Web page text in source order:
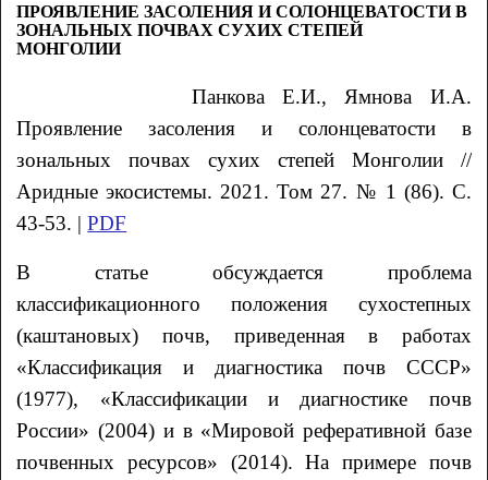
ПРОЯВЛЕНИЕ ЗАСОЛЕНИЯ И СОЛОНЦЕВАТОСТИ В
ЗОНАЛЬНЫХ ПОЧВАХ СУХИХ СТЕПЕЙ
МОНГОЛИИ
Панкова Е.И., Ямнова И.А.
Проявление засоления и солонцеватости в
зональных почвах сухих степей Монголии //
Аридные экосистемы. 2021. Том 27. № 1 (86). С.
43-53. |PDF
В статье обсуждается проблема
классификационного положения сухостепных
(каштановых) почв, приведенная в работах
«Классификация и диагностика почв СССР»
(1977), «Классификации и диагностике почв
России» (2004) и в «Мировой реферативной базе
почвенных ресурсов» (2014). На примере почв